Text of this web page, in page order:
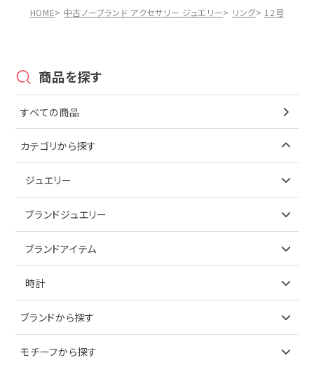
HOME 中古ノーブランド アクセサリー ジュエリー リング 12号
商品を探す
すべての商品
カテゴリから探す
ジュエリー
アイテムで探す
ブランドジュエリー
アイテムで探す
ブランドアイテム
アイテムで探す
時計
ブランドで探す
ブランドから探す
ティファニー
モチーフから探す